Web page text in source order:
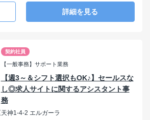
詳細を見る
契約社員
【一般事務】サポート業務
【週3～＆シフト選択もOK♪】セールスな
し◎求人サイトに関するアシスタント事
務
神1-4-2 エルガーラ